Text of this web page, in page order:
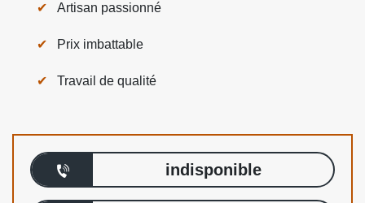
Artisan passionné
Prix imbattable
Travail de qualité
indisponible